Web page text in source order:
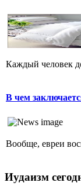
Каждый человек
В чем
Вообще, евреи
Иудаизм